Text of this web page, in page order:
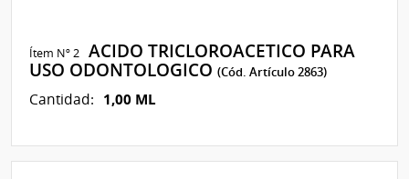
Ítem Nº 2 ACIDO TRICLOROACETICO PARA
USO ODONTOLOGICO(Cód. Artículo 2863)
Cantidad: 1,00 ML